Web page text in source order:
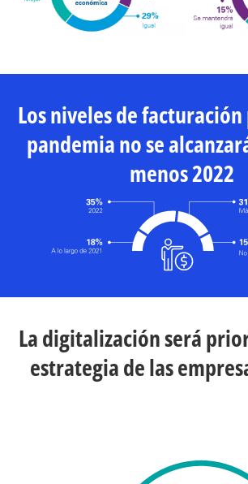
Los niveles de
pandemia no se
menos 2022
La digitalización será
estrategia de las